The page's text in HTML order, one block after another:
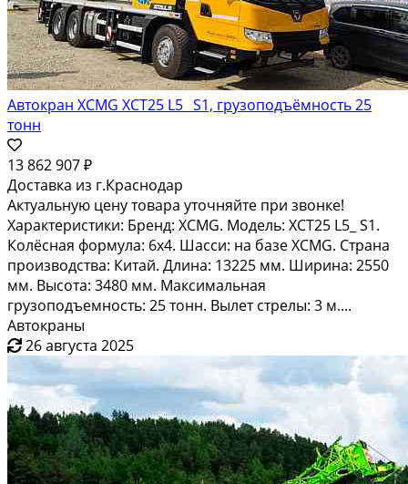
Автокран XCMG XCT25 L5_ S1, грузоподъёмность 25
тонн
13 862 907 ₽
Доставка из г.Краснодар
Актуальную цену товара уточняйте при звонке!
Характеристики: Бренд: XCMG. Модель: XCT25 L5_ S1.
Колёсная формула: 6х4. Шасси: на базе XCMG. Страна
производства: Китай. Длина: 13225 мм. Ширина: 2550
мм. Высота: 3480 мм. Максимальная
грузоподъемность: 25 тонн. Вылет стрелы: 3 м....
Автокраны
26 августа 2025